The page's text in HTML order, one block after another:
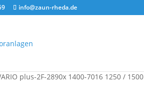
info@zaun-rheda.de
plus-2F-2890x 1400-7016 1250 / 1500